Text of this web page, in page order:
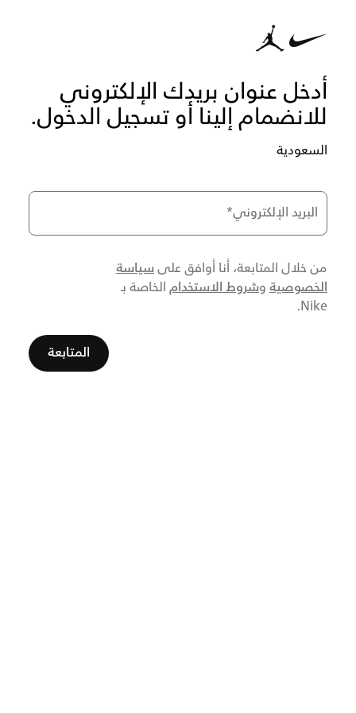
أدخل عنوان بريدك الإلكتروني
للانضمام إلينا أو تسجيل الدخول.
السعودية
البريد الإلكتروني*
من خلال المتابعة، أنا أوافق علىسياسة
الخصوصية وشروط الاستخدام الخاصة بـ
Nike.
المتابعة